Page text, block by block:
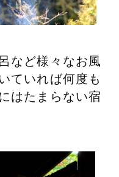
など様々なお風
ていれば何度も
はたまらない宿